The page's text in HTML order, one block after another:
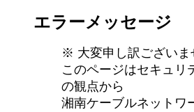
エラーメッセージ
※ 大変申し訳ございま
このページはセキュリ
の観点から
湘南ケーブルネットワ